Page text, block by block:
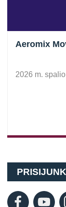
Aeromix
2026 m.